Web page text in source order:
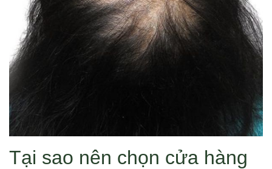
Tại sao nên chọn cửa hàng